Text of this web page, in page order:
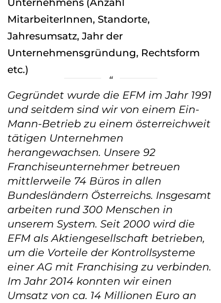
Unternehmens (Anzahl
MitarbeiterInnen, Standorte,
Jahresumsatz, Jahr der
Unternehmensgründung, Rechtsform
etc.)
Gegründet wurde die EFM im Jahr 1991
und seitdem sind wir von einem Ein-
Mann-Betrieb zu einem österreichweit
tätigen Unternehmen
herangewachsen. Unsere 92
Franchiseunternehmer betreuen
mittlerweile 74 Büros in allen
Bundesländern Österreichs. Insgesamt
arbeiten rund 300 Menschen in
unserem System. Seit 2000 wird die
EFM als Aktiengesellschaft betrieben,
um die Vorteile der Kontrollsysteme
einer AG mit Franchising zu verbinden.
Im Jahr 2014 konnten wir einen
Umsatz von ca. 14 Millionen Euro an